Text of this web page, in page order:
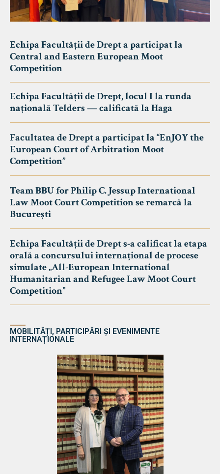
Echipa Facultății de Drept a participat la
Central and Eastern European Moot
Competition
Echipa Facultății de Drept, locul I la runda
națională Telders — calificată la Haga
Facultatea de Drept a participat la “EnJOY the
European Court of Arbitration Moot
Competition”
Team BBU for Philip C. Jessup International
Law Moot Court Competition se remarcă la
București
Echipa Facultății de Drept s-a calificat la etapa
orală a concursului internațional de procese
simulate „All-European International
Humanitarian and Refugee Law Moot Court
Competition”
MOBILITĂȚI, PARTICIPĂRI ȘI EVENIMENTE
INTERNAȚIONALE